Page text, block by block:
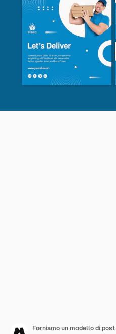
Forniamo un modello di